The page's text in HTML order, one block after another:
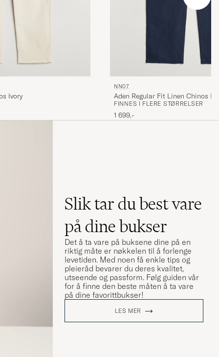
Ivory
NN07
Aden Regular Fit Linen Chinos
FINNES I FLERE STØRRELSER
1 699,-
Slik tar du best vare
på dine bukser
Det å ta vare på buksene dine på en
riktig måte er nøkkelen til å forlenge
levetiden. Med noen få enkle tips og
pleieråd bevarer du deres kvalitet,
utseende og passform. Følg guiden vår
for å finne den beste måten å ta vare
på dine favorittbukser!
LES MER